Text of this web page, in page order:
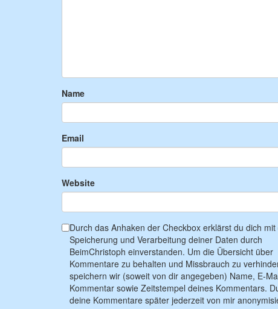
Name
Email
Website
Durch das Anhaken der Checkbox erklärst du dich
Speicherung und Verarbeitung deiner Daten durch
BeimChristoph einverstanden. Um die Übersicht über
Kommentare zu behalten und Missbrauch zu
speichern wir (soweit von dir angegeben) Name, E-
Kommentar sowie Zeitstempel deines Kommentars.
deine Kommentare später jederzeit von mir